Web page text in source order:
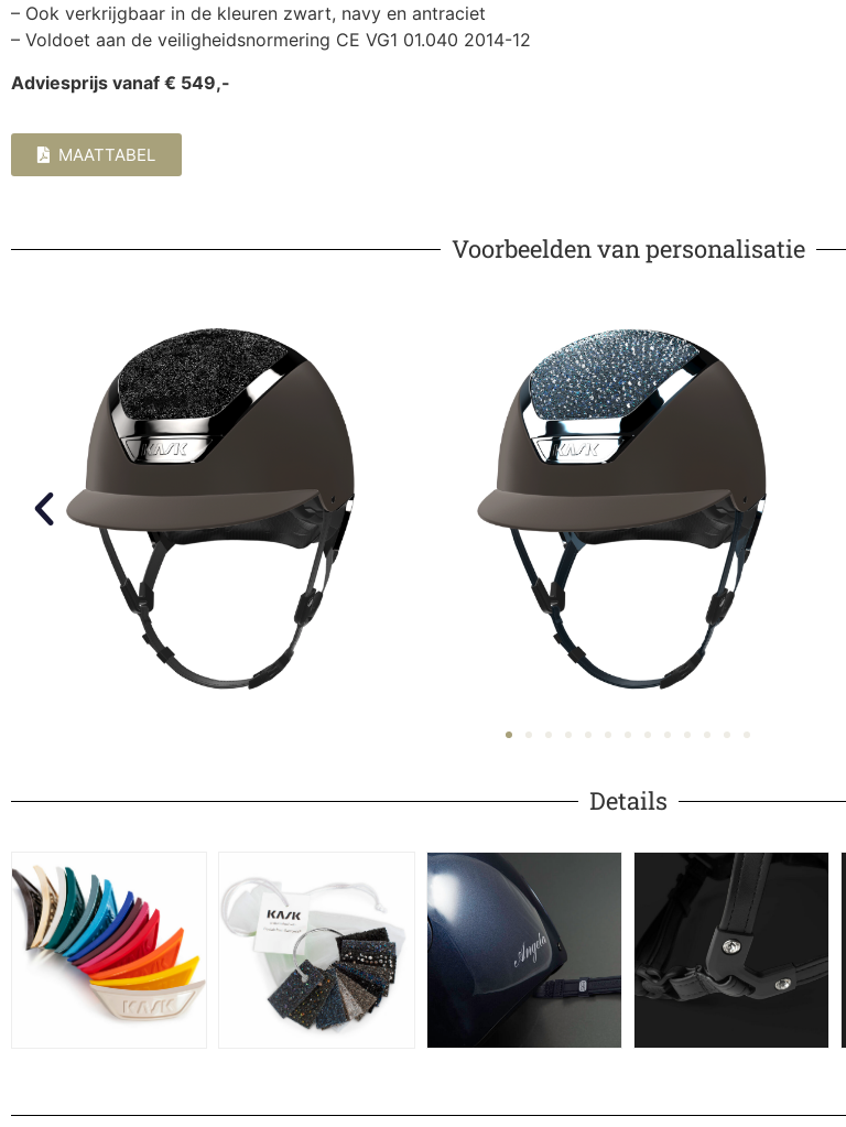
– Ook verkrijgbaar in de kleuren zwart, navy en antraciet
– Voldoet aan de veiligheidsnormering CE VG1 01.040 2014-12
Adviesprijs vanaf € 549,-
MAATTABEL
Voorbeelden van personalisatie
Details